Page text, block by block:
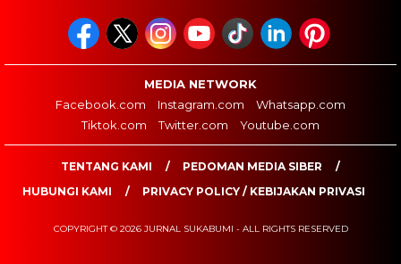
MEDIA NETWORK
Facebook.com
Instagram.com
Whatsapp.com
Tiktok.com
Twitter.com Youtube.com
TENTANG KAMI
PEDOMAN MEDIA SIBER
HUBUNGI KAMI
PRIVACY POLICY / KEBIJAKAN PRIVASI
COPYRIGHT © 2026 JURNAL SUKABUMI - ALL RIGHTS RESERVED